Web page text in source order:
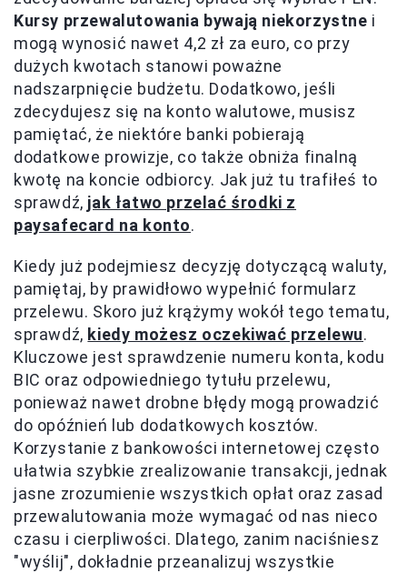
Kursy przewalutowania bywają niekorzystne i
mogą wynosić nawet 4,2 zł za euro, co przy
dużych kwotach stanowi poważne
nadszarpnięcie budżetu. Dodatkowo, jeśli
zdecydujesz się na konto walutowe, musisz
pamiętać, że niektóre banki pobierają
dodatkowe prowizje, co także obniża finalną
kwotę na koncie odbiorcy. Jak już tu trafiłeś to
sprawdź, jak łatwo przelać środki z
paysafecard na konto.
Kiedy już podejmiesz decyzję dotyczącą waluty,
pamiętaj, by prawidłowo wypełnić formularz
przelewu. Skoro już krążymy wokół tego tematu,
sprawdź, kiedy możesz oczekiwać przelewu.
Kluczowe jest sprawdzenie numeru konta, kodu
BIC oraz odpowiedniego tytułu przelewu,
ponieważ nawet drobne błędy mogą prowadzić
do opóźnień lub dodatkowych kosztów.
Korzystanie z bankowości internetowej często
ułatwia szybkie zrealizowanie transakcji, jednak
jasne zrozumienie wszystkich opłat oraz zasad
przewalutowania może wymagać od nas nieco
czasu i cierpliwości. Dlatego, zanim naciśniesz
"wyślij", dokładnie przeanalizuj wszystkie